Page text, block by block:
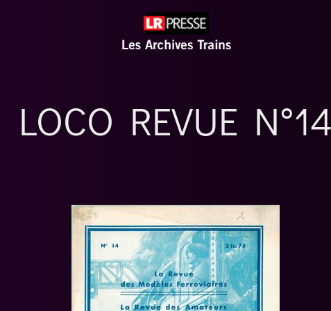
LOCO REVUE